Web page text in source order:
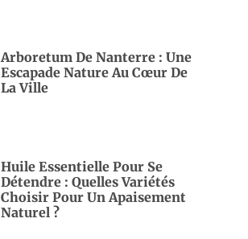
Arboretum De Nanterre : Une
Escapade Nature Au Cœur De
La Ville
Huile Essentielle Pour Se
Détendre : Quelles Variétés
Choisir Pour Un Apaisement
Naturel ?